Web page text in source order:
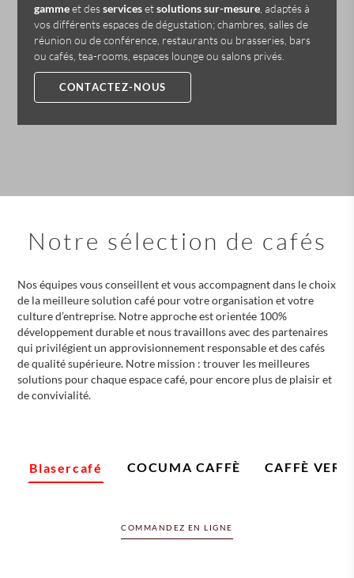
gammeet desservicesetsolutions sur-mesure , adaptés à
vos différents espaces de dégustation; chambres, salles de
réunion ou de conférence, restaurants ou brasseries, bars
ou cafés, tea-rooms, espaces lounge ou salons privés.
CONTACTEZ-NOUS
Notre sélection de cafés
Nos équipes vous conseillent et vous accompagnent dans le choix
de la meilleure solution café pour votre organisation et votre
culture d’entreprise. Notre approche est orientée 100%
développement durable et nous travaillons avec des partenaires
qui privilégient un approvisionnement responsable et des cafés
de qualité supérieure. Notre mission : trouver les meilleures
solutions pour chaque espace café, pour encore plus de plaisir et
de convivialité.
Blasercafé COCUMA CAFFÈ CAFFÈ
COMMANDEZ EN LIGNE